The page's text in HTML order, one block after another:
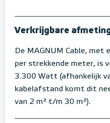
Verkrijgbare
De MAGNUM Cable, met
per strekkende meter, is
3.300 Watt (afhankelijk
kabelafstand komt dit
van 2 m² t/m 30 m²).